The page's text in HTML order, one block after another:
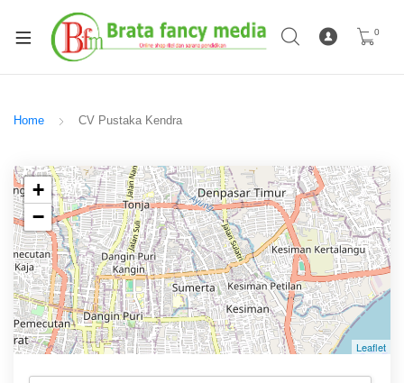
0
Home CV Pustaka Kendra
+
−
Leaflet